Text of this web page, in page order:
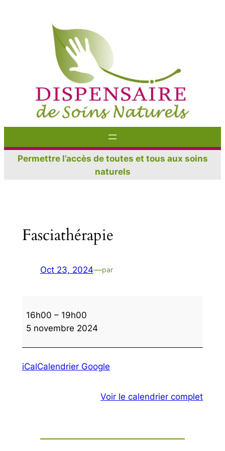
Permettre l’accès de toutes et tous aux soins
naturels
Fasciathérapie
Oct 23, 2024—par
16h00 – 19h00
5 novembre 2024
iCalCalendrier Google
Voir le calendrier complet